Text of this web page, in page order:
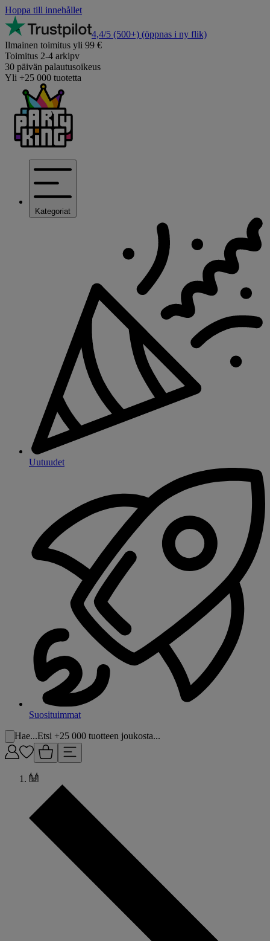
Hoppa till innehållet
4,4/5 (500+) (öppnas i ny flik)
Ilmainen toimitus yli 99 €
Toimitus 2-4 arkipv
30 päivän palautusoikeus
Yli +25 000 tuotetta
Kategoriat
Uutuudet
Suosituimmat
Hae...Etsi +25 000 tuotteen joukosta...